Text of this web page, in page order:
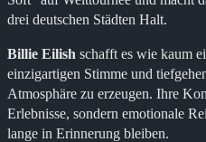
drei deutschen Städten Halt.
Billie Eilish schafft es wie kaum
einzigartigen Stimme und
Atmosphäre zu erzeugen. Ihre
Erlebnisse, sondern emotionale
lange in Erinnerung bleiben.